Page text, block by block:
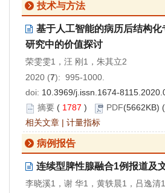
技术与方法
基于人工智能的病历后结构
研究中的价值探讨
荣雯雯1，汪 刚1，朱其立2
2020 (7): 995-1000.
doi: 10.3969/j.issn.1674-
摘要 ( 1787 ) PDF(5662KB) (
相关文章 | 计量指标
病例报告
连续型脾性腺融合1例报道及
李晓溪1，谢 华1，黄轶晨1，吕逸清